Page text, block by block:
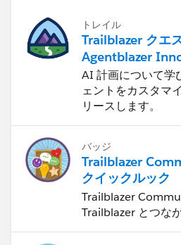
トレイル
Trailblazer クエ
Agentblazer
になる
AI 計画について学
ェントをカスタマ
リースします。
バッジ
Trailblazer
クイックルック
Trailblazer
Trailblazer とつな